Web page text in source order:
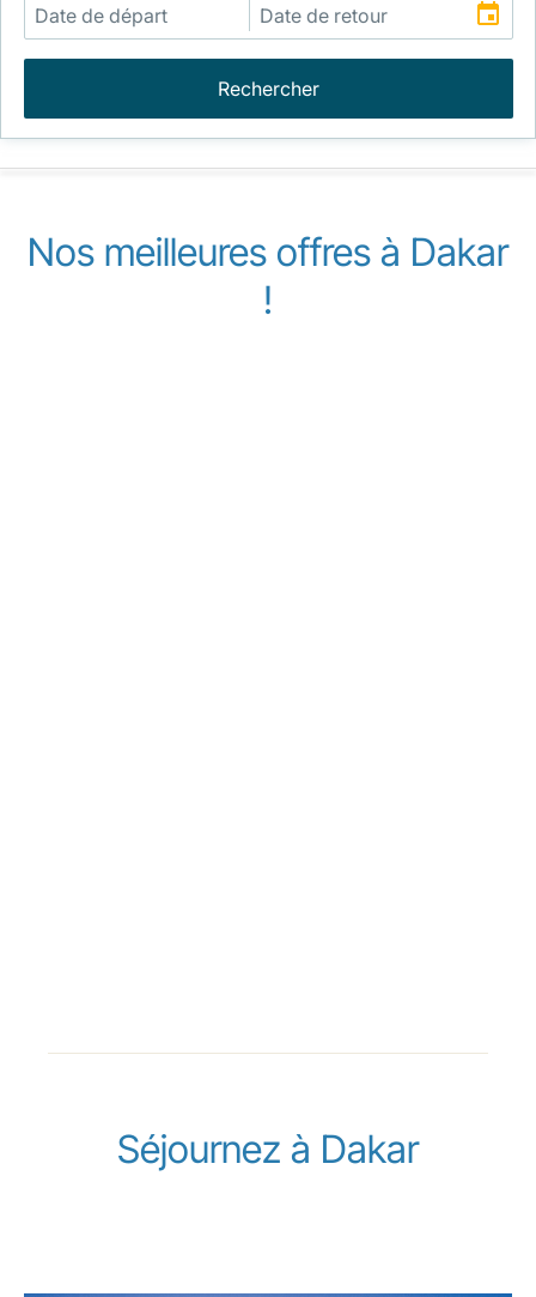
Rechercher
Nos meilleures offres à Dakar
!
Séjournez à Dakar